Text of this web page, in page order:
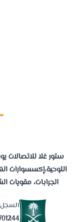
ستور غلا للاتصالات
اللوحية،إكسسوارات
الجرابات، مقويات
السجل